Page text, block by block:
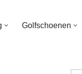
Golfschoenen